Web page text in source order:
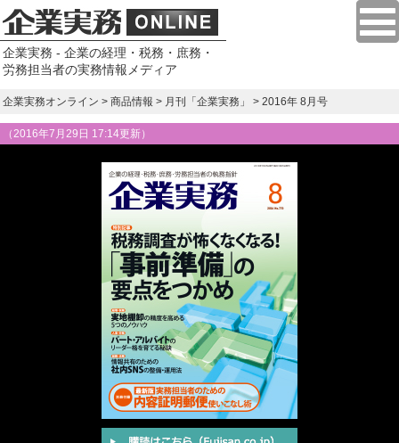
企業実務 - 企業の経理・税務・庶務・
労務担当者の実務情報メディア
企業実務オンライン > 商品情報 > 月刊「企業実務」 > 2016年 8月号
（2016年7月29日 17:14更新）